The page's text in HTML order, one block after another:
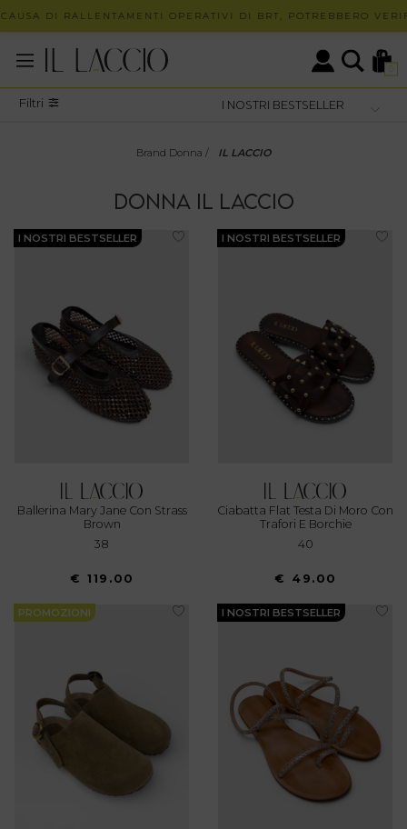
DI RALLENTAMENTI OPERATIVI DI BRT, POTREBBERO
0
Filtri
Brand Donna / IL LACCIO
DONNA IL LACCIO
I NOSTRI BESTSELLER
Ballerina Mary Jane Con Strass
Brown
38
€ 119.00
I NOSTRI BESTSELLER
Ciabatta Flat Testa Di Moro Con
Trafori E Borchie
40
€ 49.00
PROMOZIONI I NOSTRI BESTSELLER